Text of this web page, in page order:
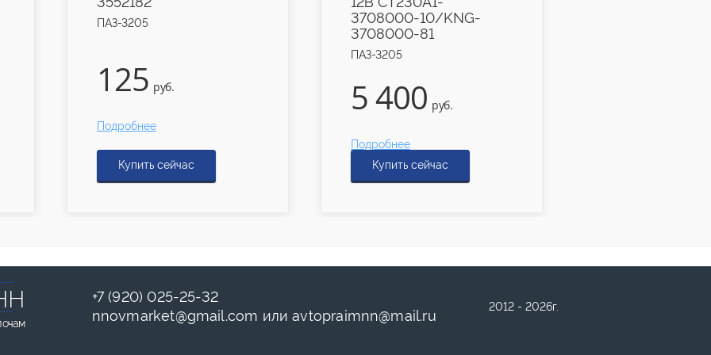
ПАЗ-3205
125 руб.
Подробнее
Купить сейчас
3708000-10/KNG-
3708000-81
ПАЗ-3205
5 400 руб.
Подробнее
Купить сейчас
+7 (920) 025-25-32
nnovmarket@gmail.com илиavtopraimnn@mail.ru
2012 - 2026г.